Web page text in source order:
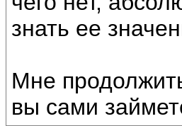
знать ее
Мне
вы сами